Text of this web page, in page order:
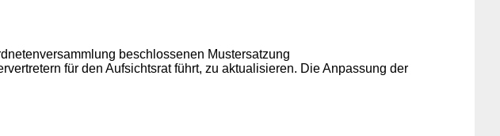
beschlossenen Mustersatzung
für den Aufsichtsrat führt, zu aktualisieren. Die Anpassung der